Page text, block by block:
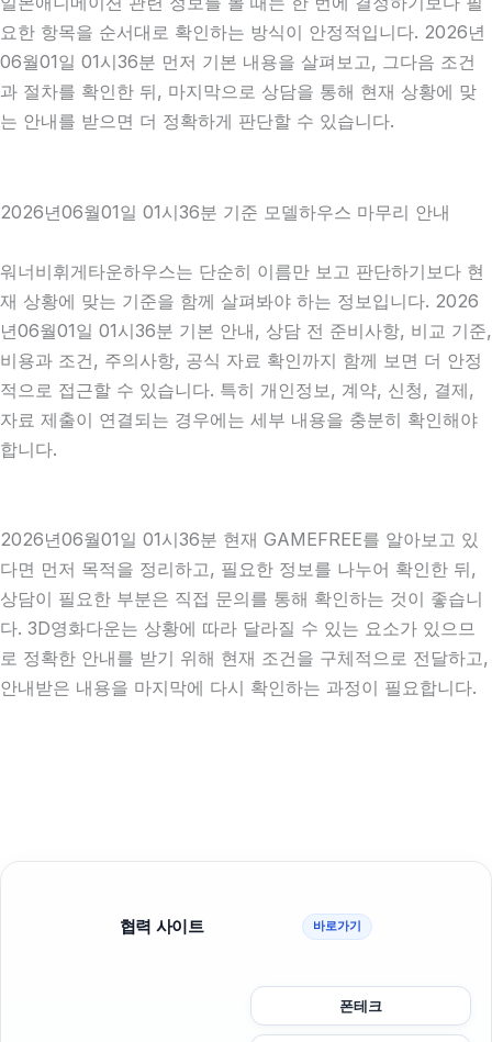
요한 항목을 순서대로 확인하는 방식이 안정적입니다. 2026년
06월01일 01시36분 먼저 기본 내용을 살펴보고, 그다음 조건
과 절차를 확인한 뒤, 마지막으로 상담을 통해 현재 상황에 맞
는 안내를 받으면 더 정확하게 판단할 수 있습니다.
2026년06월01일 01시36분 기준 모델하우스 마무리 안내
워너비휘게타운하우스는 단순히 이름만 보고 판단하기보다 현
재 상황에 맞는 기준을 함께 살펴봐야 하는 정보입니다. 2026
년06월01일 01시36분 기본 안내, 상담 전 준비사항, 비교 기준,
비용과 조건, 주의사항, 공식 자료 확인까지 함께 보면 더 안정
적으로 접근할 수 있습니다. 특히 개인정보, 계약, 신청, 결제,
자료 제출이 연결되는 경우에는 세부 내용을 충분히 확인해야
합니다.
2026년06월01일 01시36분 현재 GAMEFREE를 알아보고 있
다면 먼저 목적을 정리하고, 필요한 정보를 나누어 확인한 뒤,
상담이 필요한 부분은 직접 문의를 통해 확인하는 것이 좋습니
다. 3D영화다운는 상황에 따라 달라질 수 있는 요소가 있으므
로 정확한 안내를 받기 위해 현재 조건을 구체적으로 전달하고,
안내받은 내용을 마지막에 다시 확인하는 과정이 필요합니다.
협력 사이트 바로가기
폰테크